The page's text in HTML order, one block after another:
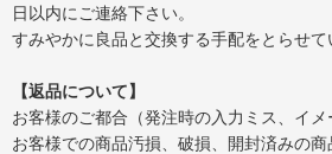
日以内にご連絡下さい。
すみやかに良品と交換する手配をとらせて
【返品について】
お客様のご都合（発注時の入力ミス、イ
お客様での商品汚損、破損、開封済みの